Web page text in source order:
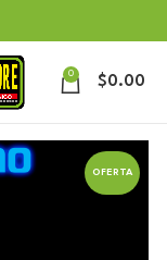
0 $0.00
OFERTA